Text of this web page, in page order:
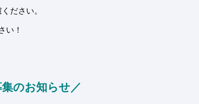
ださい。
い！
のお知らせ／